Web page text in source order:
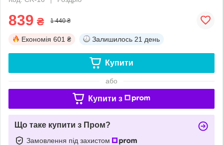
839 ₴ 1 440 ₴
Економія 601 ₴ Залишилось 21 день
Купити
або
Купити з
Що таке купити з Пром?
Замовлення під захистом